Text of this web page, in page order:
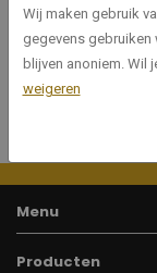
Artikelnummer
Menu
Producten
Wij maken gebruik
gegevens gebruiken
blijven anoniem. Wil
weigeren